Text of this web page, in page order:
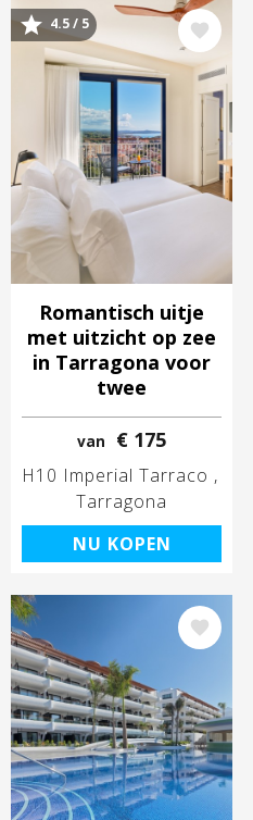
Afbeelding
4.5 / 5
Romantisch uitje
met uitzicht op zee
in Tarragona voor
twee
van € 175
H10 Imperial Tarraco
Tarragona
NU KOPEN
Afbeelding